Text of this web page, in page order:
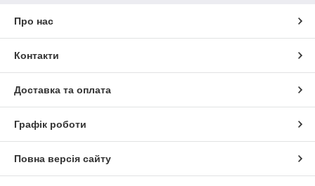
Про нас
Контакти
Доставка та оплата
Графік роботи
Повна версія сайту